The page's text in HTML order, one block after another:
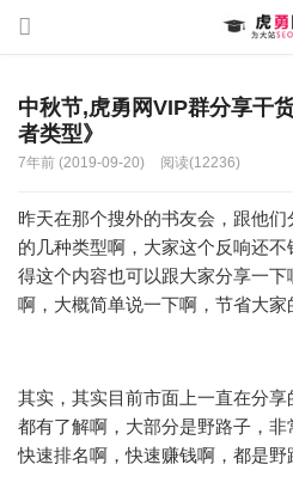
中秋节,虎勇网VIP群分享干
者类型》
7年前 (2019-09-20) 阅读(12236)
昨天在那个搜外的书友会，跟他
的几种类型啊，大家这个反响还不
得这个内容也可以跟大家分享一
啊，大概简单说一下啊，节省大家
其实，其实目前市面上一直在分享
都有了解啊，大部分是野路子，
快速排名啊，快速赚钱啊，都是野